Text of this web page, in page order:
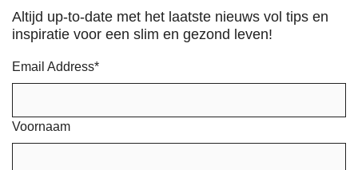
Altijd up-to-date met het laatste nieuws vol tips en
inspiratie voor een slim en gezond leven!
Email Address*
Voornaam